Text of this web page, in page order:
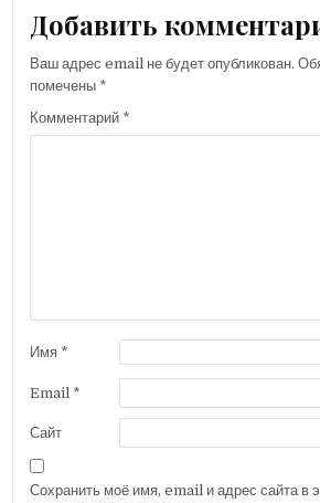
Добавить
Ваш адрес email не будет опубликован.
помечены *
Комментарий *
Имя *
Email *
Сайт
Сохранить моё имя, email и адрес сайта в